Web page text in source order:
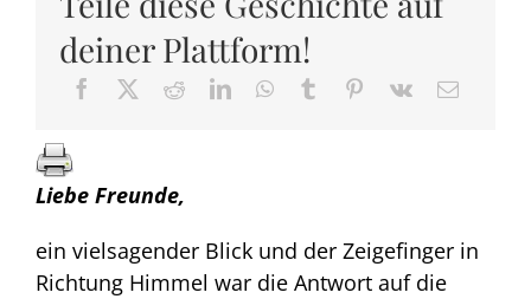
deiner Plattform!
Liebe Freunde,
ein vielsagender Blick und der Zeigefinger in
Richtung Himmel war die Antwort auf die